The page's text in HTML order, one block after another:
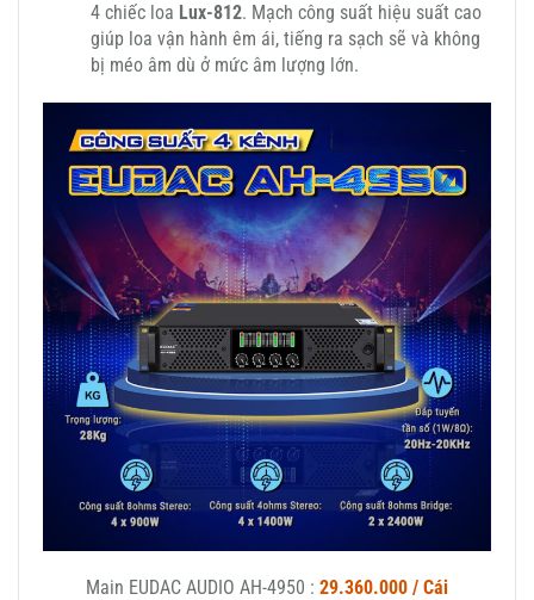
4 chiếc loa Lux-812. Mạch công suất hiệu suất cao
giúp loa vận hành êm ái, tiếng ra sạch sẽ và không
bị méo âm dù ở mức âm lượng lớn.
Main EUDAC AUDIO AH-4950 : 29.360.000 / Cái